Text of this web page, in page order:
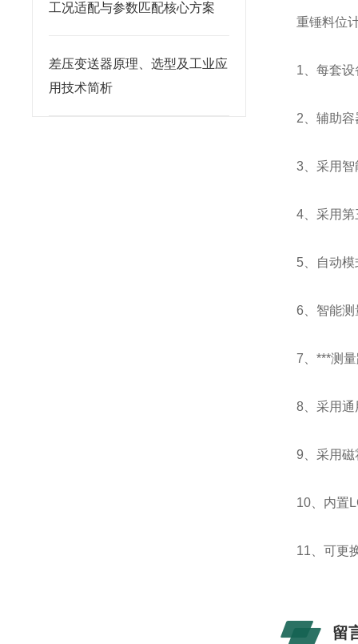
工况适配与参数匹配核心方案
差压变送器原理、选型及工业应
用技术简析
重锤料位
1、每套
2、辅助
3、采用
4、采用
5、自动
6、智能
7、***测
8、采用
9、采用
10、内置
11、可更
留